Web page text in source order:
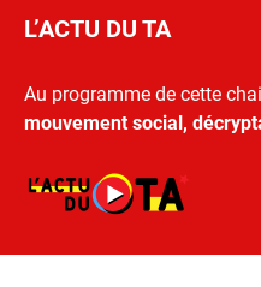
L’ACTU DU TA
Au programme de cette
mouvement social,